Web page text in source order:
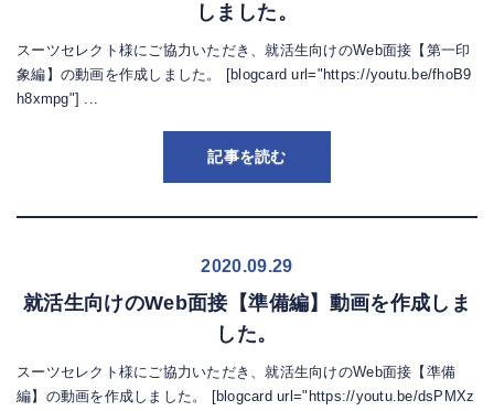
しました。
スーツセレクト様にご協力いただき、就活生向けのWeb面接【第一印
象編】の動画を作成しました。 [blogcard url="https://youtu.be/fhoB9
h8xmpg"] ...
記事を読む
2020.09.29
就活生向けのWeb面接【準備編】動画を作成しま
した。
スーツセレクト様にご協力いただき、就活生向けのWeb面接【準備
編】の動画を作成しました。 [blogcard url="https://youtu.be/dsPMXz